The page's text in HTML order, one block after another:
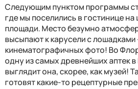
Следующим пунктом программы
где мы поселились в гостинице
площади. Место безумно
высыпают к карусели с
кинематографичных фото! Во
одну из самых древнейших аптек в
выглядит она, скорее, как музей!
готовят какие-то рецептурные